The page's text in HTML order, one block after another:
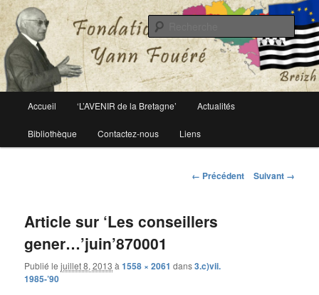
Fondation Yann Fouéré
Le site officiel de la fondation Yann Fouéré
principal
Aller
au
Accueil ‘L’AVENIR de la Bretagne’ Actualités
Bibliothèque Contactez-nous Liens
Navigation
← Précédent Suivant →
Article sur ‘Les conseillers
gener…’juin’870001
Publié lejuillet 8, 2013 à1558 × 2061 dans3.c)vii.
1985-’90